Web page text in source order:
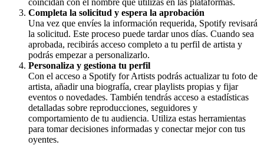
Completa la solicitud y espera la aprobación
Una vez que envíes la información requerida, Spotify revisará
la solicitud. Este proceso puede tardar unos días. Cuando sea
aprobada, recibirás acceso completo a tu perfil de artista y
podrás empezar a personalizarlo.
Personaliza y gestiona tu perfil
Con el acceso a Spotify for Artists podrás actualizar tu foto de
artista, añadir una biografía, crear playlists propias y fijar
eventos o novedades. También tendrás acceso a estadísticas
detalladas sobre reproducciones, seguidores y
comportamiento de tu audiencia. Utiliza estas herramientas
para tomar decisiones informadas y conectar mejor con tus
oyentes.